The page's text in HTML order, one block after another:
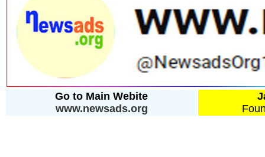
Go to Main Webite
www.newsads.org